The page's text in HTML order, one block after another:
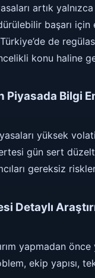
artık
başarı için
Türkiye’de de
konu haline
Piyasada Bilgi
yüksek
gün sert
gereksiz
Detaylı
yapmadan
ekip yapısı,